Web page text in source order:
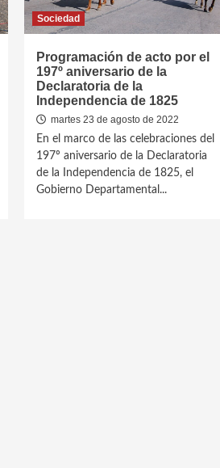
Sociedad
Programación de acto por el
197º aniversario de la
Declaratoria de la
Independencia de 1825
martes 23 de agosto de 2022
En el marco de las celebraciones del
197º aniversario de la Declaratoria
de la Independencia de 1825, el
Gobierno Departamental...